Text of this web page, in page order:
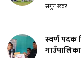
सगुन खबर
स्वर्ण पदक